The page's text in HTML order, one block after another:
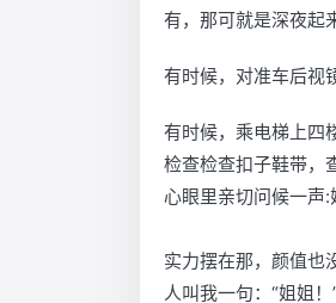
有，那可就是深夜起
有时候，对准车后视
有时候，乘电梯上四
检查检查扣子鞋带，
心眼里亲切问候一声:
实力摆在那，颜值也
人叫我一句：“姐姐